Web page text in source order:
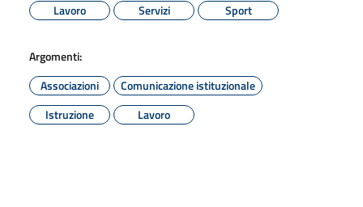
Lavoro
Servizi Sport
Argomenti:
Associazioni
Comunicazione istituzionale
Istruzione
Lavoro